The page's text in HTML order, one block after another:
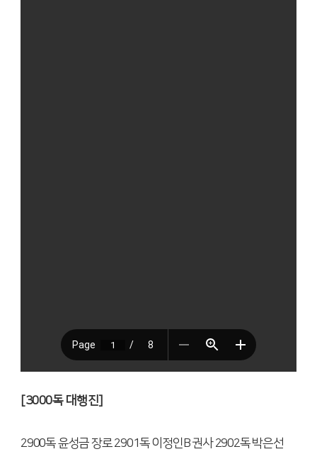
[3000독 대행진]
2900독 윤성금 장로2901독 이정인B권사2902독 박은선